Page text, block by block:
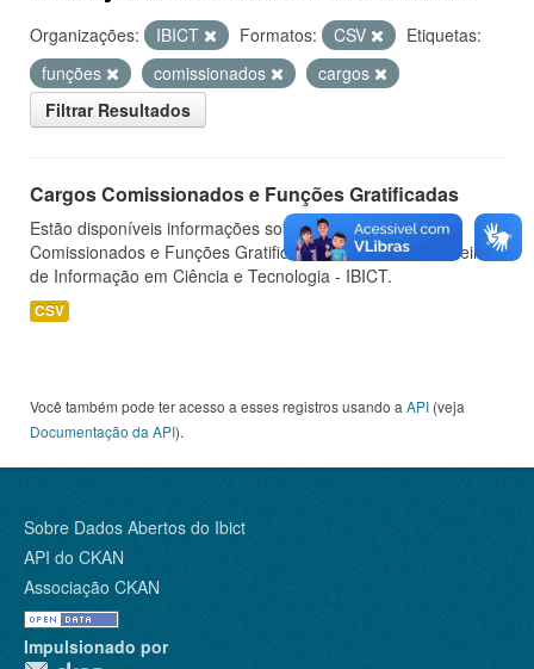
Organizações: IBICT Formatos: CSV
Etiquetas:
funções
comissionados
cargos
Filtrar Resultados
Cargos Comissionados e Funções Gratificadas
Estão disponíveis informações sobre os Cargos
Comissionados e Funções Gratificadas do Instituto Brasileiro
de Informação em Ciência e Tecnologia - IBICT.
CSV
Você também pode ter acesso a esses registros usando a API (veja
Documentação da API).
Sobre Dados Abertos do Ibict
API do CKAN
Associação CKAN
Impulsionado por